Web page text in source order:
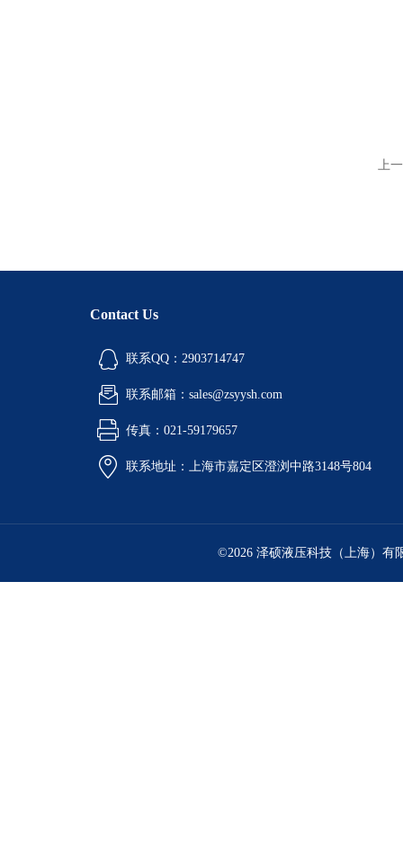
上
Contact Us
联系QQ：2903714747
联系邮箱：sales@zsyysh.com
传真：021-59179657
联系地址：上海市嘉定区澄浏中路3148号804
©2026 泽硕液压科技（上海）有